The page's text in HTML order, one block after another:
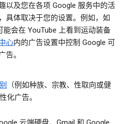
以及您在各项 Google 服务中的活
，具体取决于您的设置。例如，如
能会在 YouTube 上看到运动装备
心内的广告设置中控制 Google 可
告。
（例如种族、宗教、性取向或健
化广告。